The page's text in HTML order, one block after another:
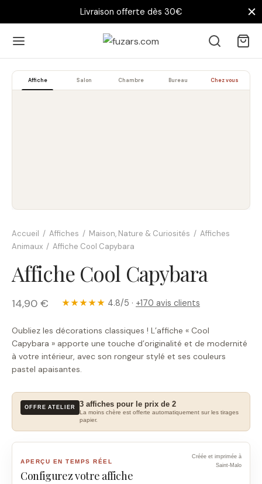
Livraison offerte dès 30€
Affiche Salon Chambre Bureau Chez vous
Accueil / Affiches / Maison, Nature & Curiosités / Affiches
Animaux / Affiche Cool Capybara
Affiche Cool Capybara
14,90 € ★★★★★ 4.8/5 · +170 avis clients
Oubliez les décorations classiques ! L’affiche « Cool
Capybara » apporte une touche d’originalité et de modernité
à votre intérieur, avec son rongeur stylé et ses couleurs
pastel apaisantes.
OFFRE ATELIER 3 affiches pour le prix de 2
La moins chère est offerte automatiquement sur les tirages
papier.
APERÇU EN TEMPS RÉEL
Configurez votre affiche
Créée et imprimée à
Saint-Malo